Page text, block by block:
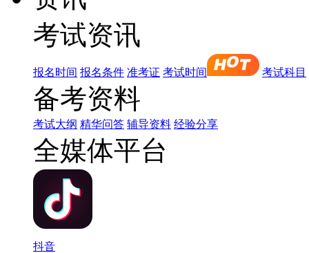
考试资讯
报名时间 报名条件 准考证 考试时间 考试科目
备考资料
考试大纲 精华问答 辅导资料 经验分享
全媒体平台
抖音